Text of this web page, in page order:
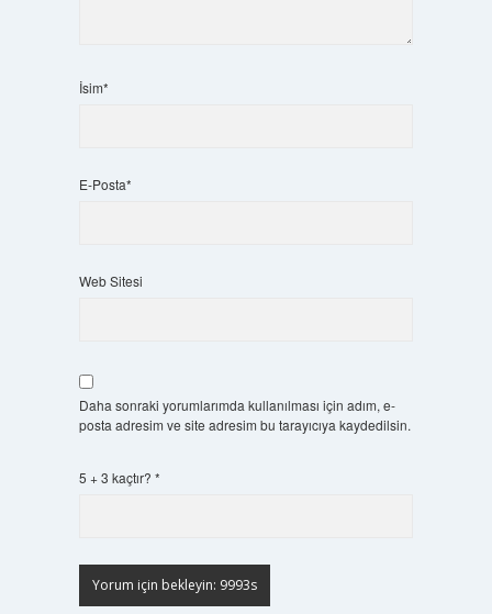
İsim*
E-Posta*
Web Sitesi
Daha sonraki yorumlarımda kullanılması için adım, e-
posta adresim ve site adresim bu tarayıcıya kaydedilsin.
5 + 3 kaçtır? *